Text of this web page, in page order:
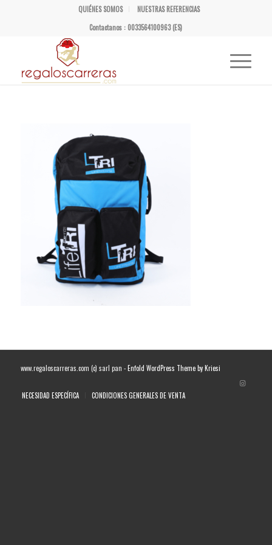
QUIÉNES SOMOS
NUESTRAS REFERENCIAS
Contactanos : 0033564100963 (ES)
www.regaloscarreras.com (c) sarl pan -Enfold WordPress Theme by Kriesi
NECESIDAD ESPECÍFICA CONDICIONES GENERALES DE VENTA